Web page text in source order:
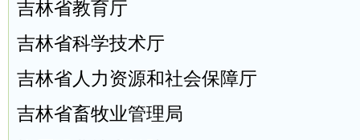
吉林省教育厅
吉林省科学技术厅
吉林省人力资源和社会保障厅
吉林省畜牧业管理局